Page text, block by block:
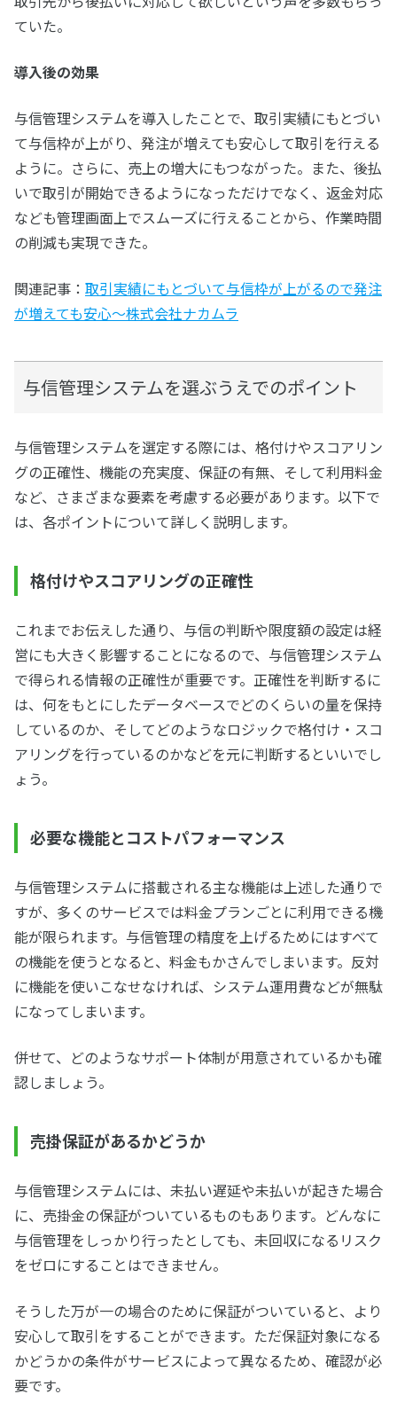
ていた。
導入後の効果
与信管理システムを導入したことで、取引実績にもとづい
て与信枠が上がり、発注が増えても安心して取引を行える
ように。さらに、売上の増大にもつながった。また、後払
いで取引が開始できるようになっただけでなく、返金対応
なども管理画面上でスムーズに行えることから、作業時間
の削減も実現できた。
関連記事： 取引実績にもとづいて与信枠が上がるので発注
が増えても安心～株式会社ナカムラ
与信管理システムを選ぶうえでのポイント
与信管理システムを選定する際には、格付けやスコアリン
グの正確性、機能の充実度、保証の有無、そして利用料金
など、さまざまな要素を考慮する必要があります。以下で
は、各ポイントについて詳しく説明します。
格付けやスコアリングの正確性
これまでお伝えした通り、与信の判断や限度額の設定は経
営にも大きく影響することになるので、与信管理システム
で得られる情報の正確性が重要です。正確性を判断するに
は、何をもとにしたデータベースでどのくらいの量を保持
しているのか、そしてどのようなロジックで格付け・スコ
アリングを行っているのかなどを元に判断するといいでし
ょう。
必要な機能とコストパフォーマンス
与信管理システムに搭載される主な機能は上述した通りで
すが、多くのサービスでは料金プランごとに利用できる機
能が限られます。与信管理の精度を上げるためにはすべて
の機能を使うとなると、料金もかさんでしまいます。反対
に機能を使いこなせなければ、システム運用費などが無駄
になってしまいます。
併せて、どのようなサポート体制が用意されているかも確
認しましょう。
売掛保証があるかどうか
与信管理システムには、未払い遅延や未払いが起きた場合
に、売掛金の保証がついているものもあります。どんなに
与信管理をしっかり行ったとしても、未回収になるリスク
をゼロにすることはできません。
そうした万が一の場合のために保証がついていると、より
安心して取引をすることができます。ただ保証対象になる
かどうかの条件がサービスによって異なるため、確認が必
要です。